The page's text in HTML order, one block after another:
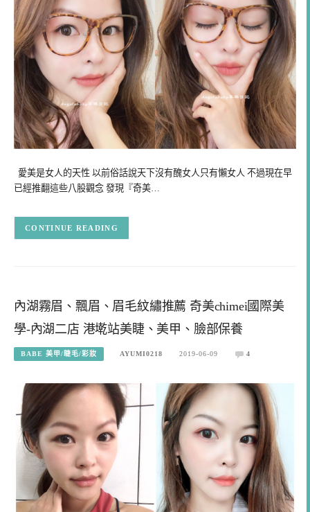
愛美是女人的天性 以前俗話說天下沒有醜女人只有懶女人 不過現在早
已經推翻這些八股觀念 發現『奇美…
CONTINUE READING
內湖霧眉、飄眉、眉毛紋繡推薦 奇美chimei國際美
學-內湖二店 港墘站美睫、美甲、臉部保養
BABE 美甲/睫毛/彩妝 AYUMI0218 2019-06-09 4